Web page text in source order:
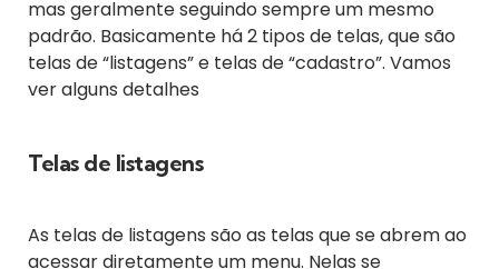
mas geralmente seguindo sempre um mesmo
padrão. Basicamente há 2 tipos de telas, que são
telas de “listagens” e telas de “cadastro”. Vamos
ver alguns detalhes
Telas de listagens
As telas de listagens são as telas que se abrem ao
acessar diretamente um menu. Nelas se